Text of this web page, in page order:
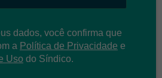
dados, você confirma que
a Política de Privacidade e
Uso do Síndico.